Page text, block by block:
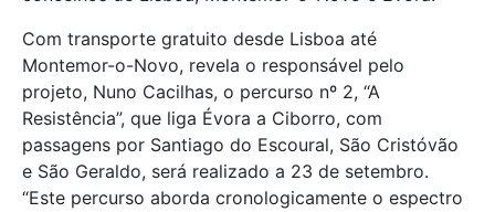
Com transporte gratuito desde Lisboa até
Montemor-o-Novo, revela o responsável pelo
projeto, Nuno Cacilhas, o percurso nº 2, “A
Resistência”, que liga Évora a Ciborro, com
passagens por Santiago do Escoural, São Cristóvão
e São Geraldo, será realizado a 23 de setembro.
“Este percurso aborda cronologicamente o espectro